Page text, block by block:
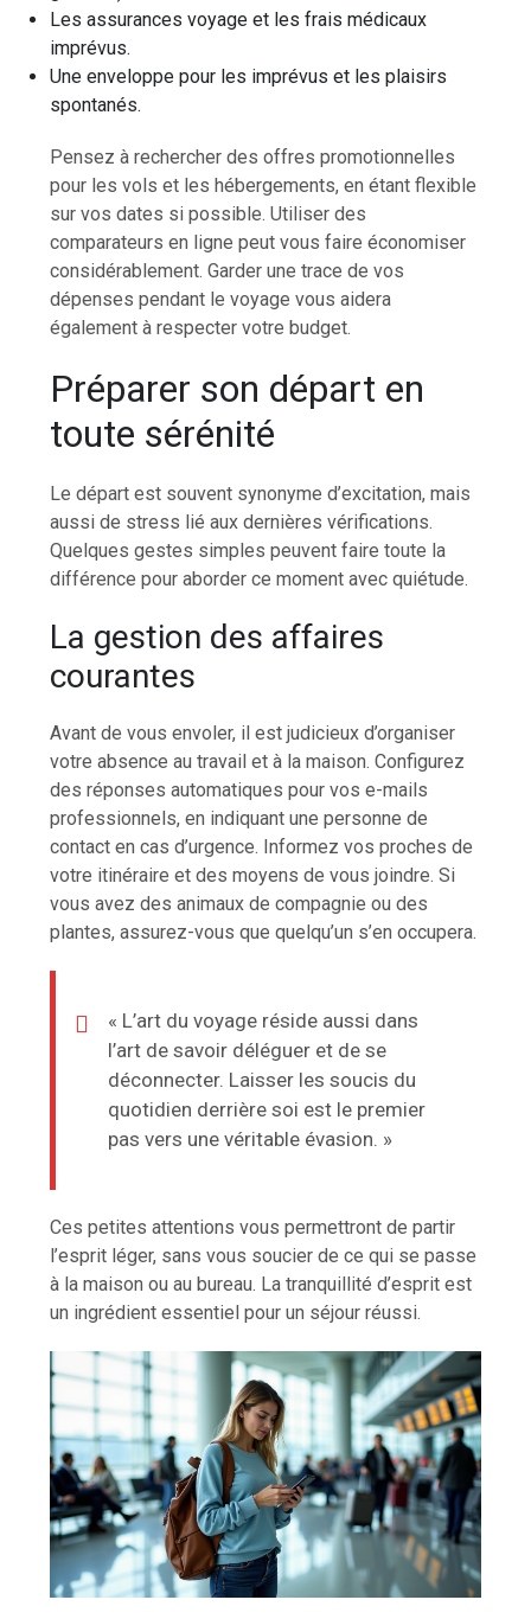
Les assurances voyage et les frais médicaux
imprévus.
Une enveloppe pour les imprévus et les plaisirs
spontanés.
Pensez à rechercher des offres promotionnelles
pour les vols et les hébergements, en étant flexible
sur vos dates si possible. Utiliser des
comparateurs en ligne peut vous faire économiser
considérablement. Garder une trace de vos
dépenses pendant le voyage vous aidera
également à respecter votre budget.
Préparer son départ en
toute sérénité
Le départ est souvent synonyme d’excitation, mais
aussi de stress lié aux dernières vérifications.
Quelques gestes simples peuvent faire toute la
différence pour aborder ce moment avec quiétude.
La gestion des affaires
courantes
Avant de vous envoler, il est judicieux d’organiser
votre absence au travail et à la maison. Configurez
des réponses automatiques pour vos e-mails
professionnels, en indiquant une personne de
contact en cas d’urgence. Informez vos proches de
votre itinéraire et des moyens de vous joindre. Si
vous avez des animaux de compagnie ou des
plantes, assurez-vous que quelqu’un s’en occupera.
« L’art du voyage réside aussi dans
l’art de savoir déléguer et de se
déconnecter. Laisser les soucis du
quotidien derrière soi est le premier
pas vers une véritable évasion. »
Ces petites attentions vous permettront de partir
l’esprit léger, sans vous soucier de ce qui se passe
à la maison ou au bureau. La tranquillité d’esprit est
un ingrédient essentiel pour un séjour réussi.